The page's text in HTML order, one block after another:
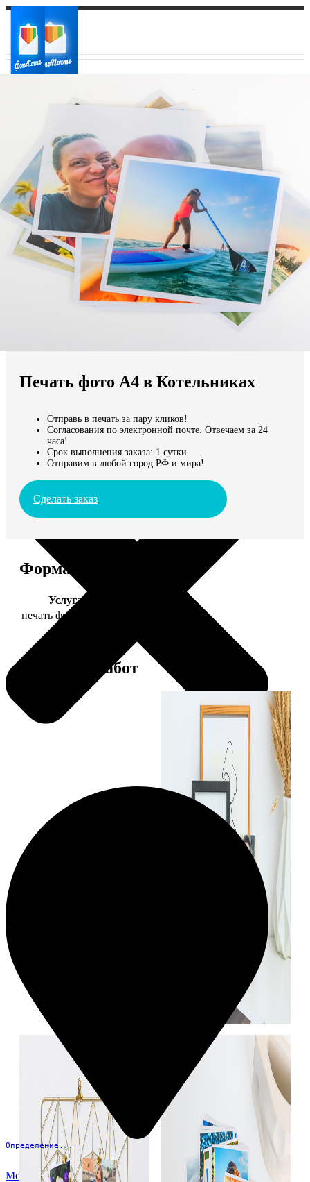
Ваш регион доставки
Выберите из списка:
Мы доставляем по всему миру
Продолжить без города
Определение...
Меню
Печать фото А4 в Котельниках
Отправь в печать за пару кликов!
Согласования по электронной почте. Отвечаем за 24
часа!
Срок выполнения заказа: 1 сутки
Отправим в любой город РФ и мира!
Сделать заказ
Форматы и цены
Услуга
печать фото 20х30
Примеры работ